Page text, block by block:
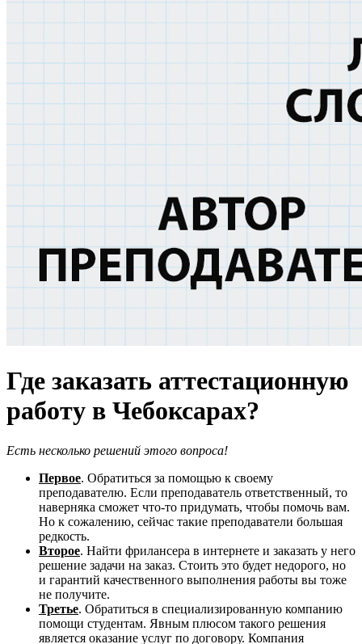
Где заказать аттестационную
работу в Чебоксарах?
Есть несколько решений этого вопроса!
Первое. Обратиться за помощью к своему
преподавателю. Если преподаватель ответственный, то
наверняка сможет что-то придумать, чтобы помочь вам.
Но к сожалению, сейчас такие преподаватели большая
редкость.
Второе. Найти фрилансера в интернете и заказать у него
решение задачи на заказ. Стоить это будет недорого, но
и гарантий качественного выполнения работы вы тоже
не получите.
Третье. Обратиться в специализированную компанию
помощи студентам. Явным плюсом такого решения
является оказание услуг по договору. Компания